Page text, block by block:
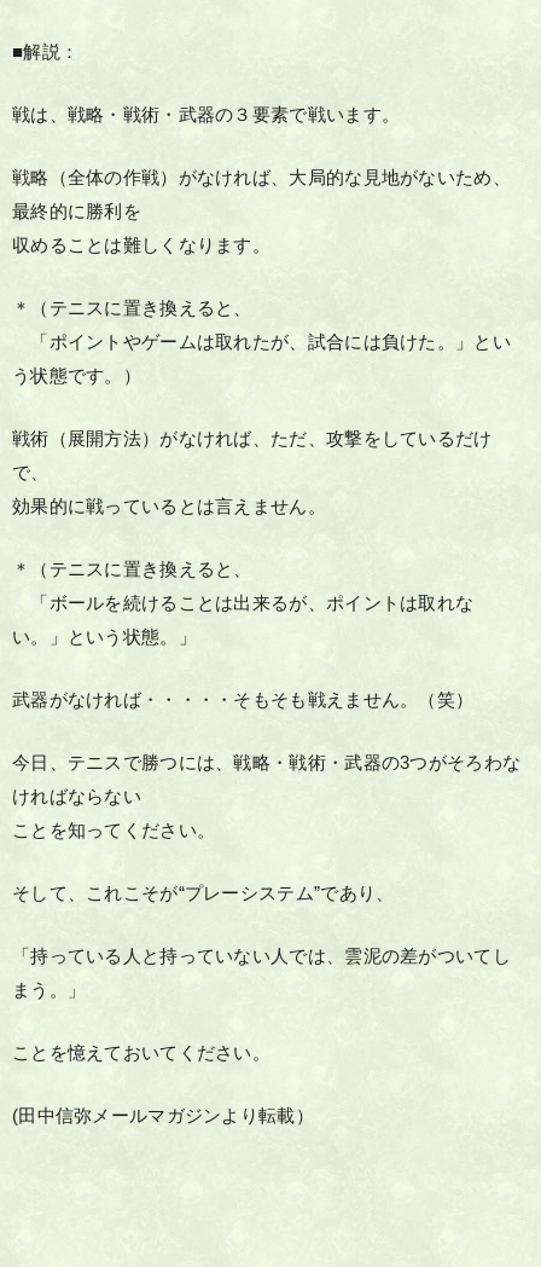
■解説：
戦は、戦略・戦術・武器の３要素で戦います。
戦略（全体の作戦）がなければ、大局的な見地がないため、
最終的に勝利を
収めることは難しくなります。
＊（テニスに置き換えると、
「ポイントやゲームは取れたが、試合には負けた。」とい
う状態です。）
戦術（展開方法）がなければ、ただ、攻撃をしているだけ
で、
効果的に戦っているとは言えません。
＊（テニスに置き換えると、
「ボールを続けることは出来るが、ポイントは取れな
い。」という状態。」
武器がなければ・・・・・そもそも戦えません。（笑）
今日、テニスで勝つには、戦略・戦術・武器の3つがそろわな
ければならない
ことを知ってください。
そして、これこそが“プレーシステム”であり、
「持っている人と持っていない人では、雲泥の差がついてし
まう。」
ことを憶えておいてください。
(田中信弥メールマガジンより転載）